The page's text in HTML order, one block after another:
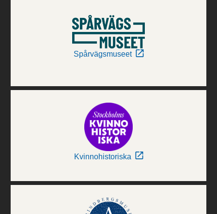
Spårvägsmuseet
Kvinnohistoriska